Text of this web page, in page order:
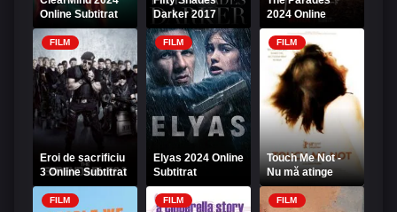
Online Subtitrat
Darker 2017
Online Subtitrat
2024 Online
Subtitrat
FILM
Eroi de sacrificiu
3 Online Subtitrat
FILM
Elyas 2024 Online
Subtitrat
FILM
Touch Me Not -
Nu mă atinge
Online Subtitrat |
Film Online HD
FILM FILM FILM